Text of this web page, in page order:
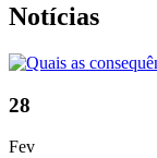
Notícias
28
Fev